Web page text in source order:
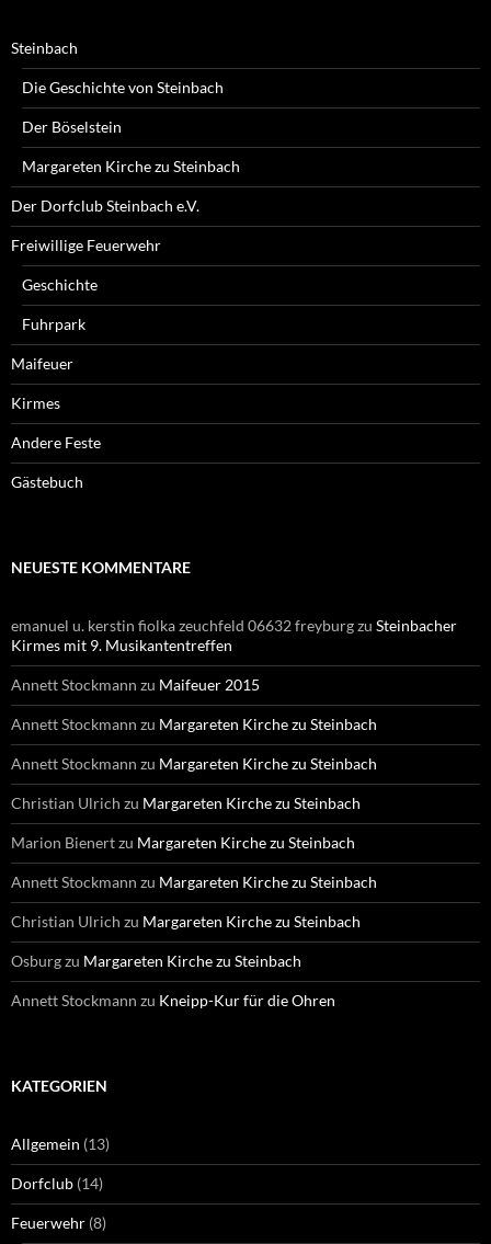
Steinbach
Die Geschichte von Steinbach
Der Böselstein
Margareten Kirche zu Steinbach
Der Dorfclub Steinbach e.V.
Freiwillige Feuerwehr
Geschichte
Fuhrpark
Maifeuer
Kirmes
Andere Feste
Gästebuch
NEUESTE KOMMENTARE
emanuel u. kerstin fiolka zeuchfeld 06632 freyburgzu Steinbacher
Kirmes mit 9. Musikantentreffen
Annett Stockmann zu Maifeuer 2015
Annett Stockmann zu Margareten Kirche zu Steinbach
Annett Stockmann zu Margareten Kirche zu Steinbach
Christian Ulrich zu Margareten Kirche zu Steinbach
Marion Bienertzu Margareten Kirche zu Steinbach
Annett Stockmann zu Margareten Kirche zu Steinbach
Christian Ulrich zu Margareten Kirche zu Steinbach
Osburgzu Margareten Kirche zu Steinbach
Annett Stockmann zu Kneipp-Kur für die Ohren
KATEGORIEN
Allgemein (13)
Dorfclub (14)
Feuerwehr (8)